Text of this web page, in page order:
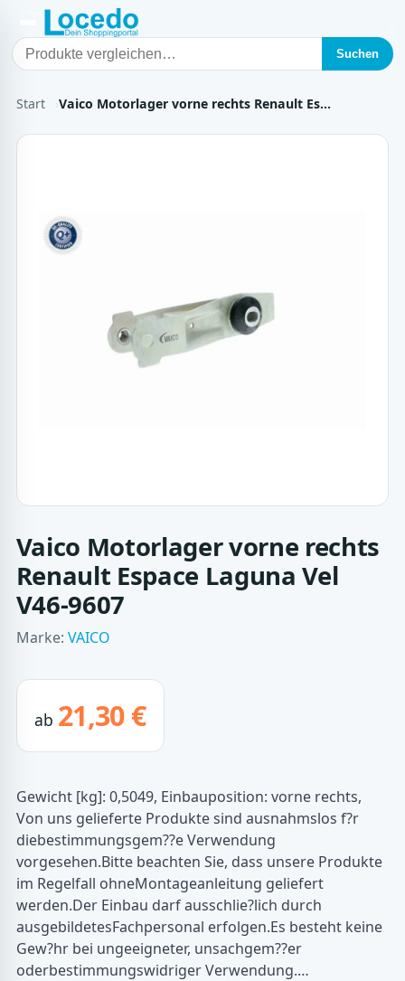
Suchen
Start Vaico Motorlager vorne rechts Renault Es…
Vaico Motorlager vorne rechts
Renault Espace Laguna Vel
V46-9607
Marke: VAICO
ab 21,30 €
Gewicht [kg]: 0,5049, Einbauposition: vorne rechts,
Von uns gelieferte Produkte sind ausnahmslos f?r
diebestimmungsgem??e Verwendung
vorgesehen.Bitte beachten Sie, dass unsere Produkte
im Regelfall ohneMontageanleitung geliefert
werden.Der Einbau darf ausschlie?lich durch
ausgebildetesFachpersonal erfolgen.Es besteht keine
Gew?hr bei ungeeigneter, unsachgem??er
oderbestimmungswidriger Verwendung.…